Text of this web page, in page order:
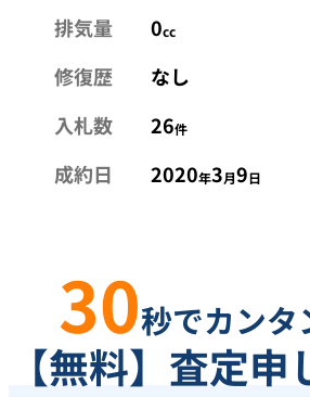
排気量
0cc
修復歴
なし
入札数
26件
成約日 2020年3月9日
30秒でカンタ
【無料】査定申